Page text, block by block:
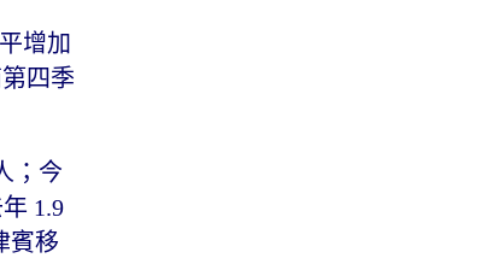
增加
四季
；今
1.9
賓移